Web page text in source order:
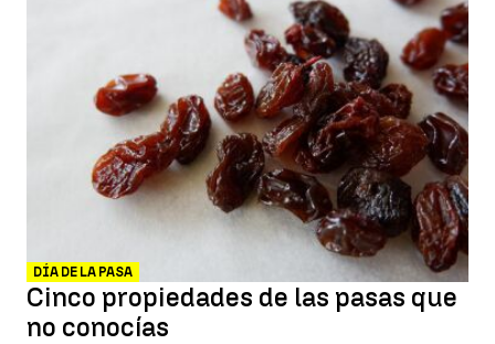
DÍA DE LA PASA
Cinco propiedades de las pasas que
no conocías